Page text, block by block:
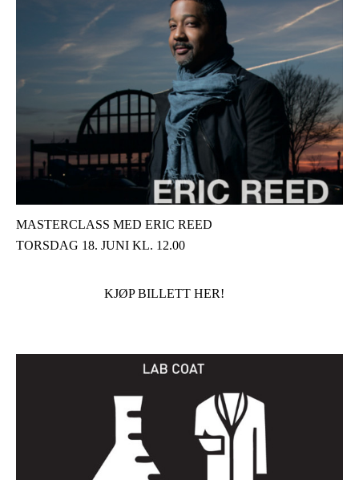
MASTERCLASS MED ERIC REED
TORSDAG 18. JUNI KL. 12.00
KJØP BILLETT HER!